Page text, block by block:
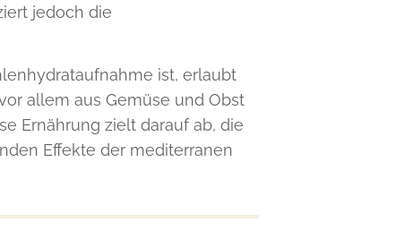
jedoch die
ist, erlaubt
allem aus Gemüse und Obst
Ernährung zielt darauf ab, die
Effekte der mediterranen